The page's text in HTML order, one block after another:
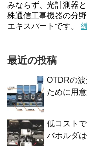
みならず、光計測器
殊通信工事機器の分
エキスパートです。
最近の投稿
OTDRの
ために用
低コスト
バホルダ